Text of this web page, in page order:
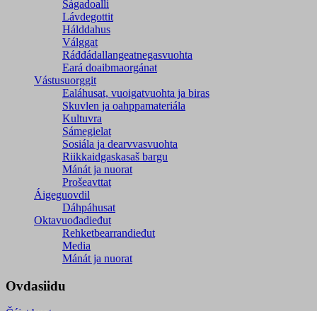
Ságadoalli
Lávdegottit
Hálddahus
Válggat
Ráđđádallangeatnegas­vuohta
Eará doaibmaorgánat
Vástusuorggit
Ealáhusat, vuoigatvuohta ja biras
Skuvlen ja oahppamateriála
Kultuvra
Sámegielat
Sosiála ja dearvvasvuohta
Riikkaidgaskasaš bargu
Mánát ja nuorat
Prošeavttat
Áigeguovdil
Dáhpáhusat
Oktavuođadieđut
Rehketbearrandieđut
Media
Mánát ja nuorat
Ovdasiidu